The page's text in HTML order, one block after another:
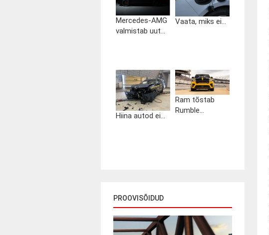
Mercedes-AMG
valmistab uut...
Vaata, miks ei...
Hiina autod ei...
Ram tõstab
Rumble...
PROOVISÕIDUD